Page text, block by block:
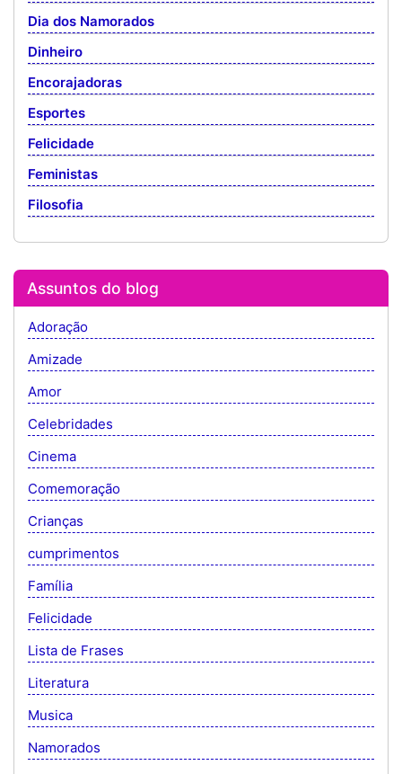
Dia dos Namorados
Dinheiro
Encorajadoras
Esportes
Felicidade
Feministas
Filosofia
Assuntos do blog
Adoração
Amizade
Amor
Celebridades
Cinema
Comemoração
Crianças
cumprimentos
Família
Felicidade
Lista de Frases
Literatura
Musica
Namorados